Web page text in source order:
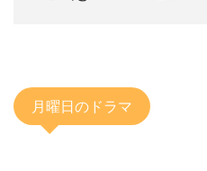
月曜日のドラマ